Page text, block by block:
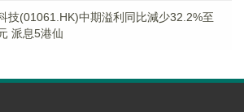
技(01061.HK)中期溢利同比減少32.2%至
派息5港仙